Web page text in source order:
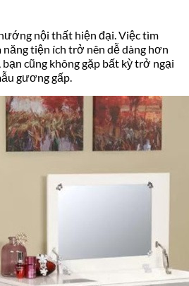
nội thất hiện đại. Việc tìm
tiện ích trở nên dễ dàng hơn
cũng không gặp bất kỳ trở ngại
gương gấp.